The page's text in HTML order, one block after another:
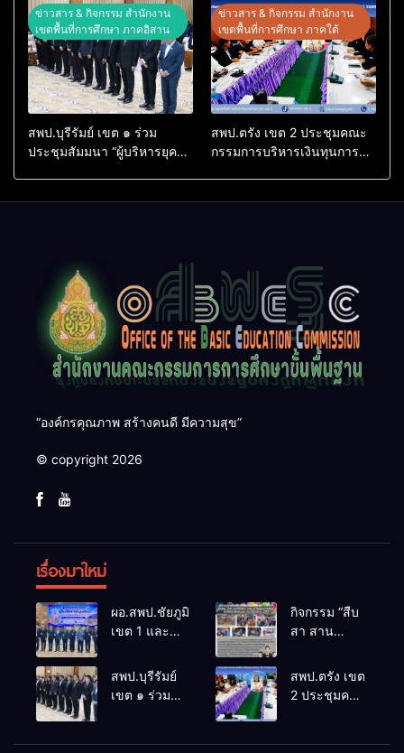
นำการศึกษาไทยสู่อนาคต”
ประจำเขตตรวจราชการที่ 13
ประจำปีการศึกษา 2569
ข่าวสาร & กิจกรรม สำนักงาน
เขตพื้นที่การศึกษา ภาคอิสาน
สพป.บุรีรัมย์ เขต ๑ ร่วม
ประชุมสัมมนา “ผู้บริหารยุค
ข่าวสาร & กิจกรรม สำนักงาน
เขตพื้นที่การศึกษา ภาคใต้
สพป.ตรัง เขต 2 ประชุมคณะ
กรรมการบริหารเงินทุนการ
“องค์กรคุณภาพ สร้างคนดี มีความสุข”
© copyright 2026
เรื่องมาใหม่
ผอ.สพป.ชัยภูมิ
เขต 1 และ
ประชุม
สัมมนาทาง
นำการศึกษา
กิจกรรม “สืบ
สา สาน
ล้านนาวิถี สู่
โลกแห่งการ
เรียนรู้”
สันพระเนตร
สพป.บุรีรัมย์
เขต ๑ ร่วม
สพป.ตรัง เขต
2 ประชุมคณะ